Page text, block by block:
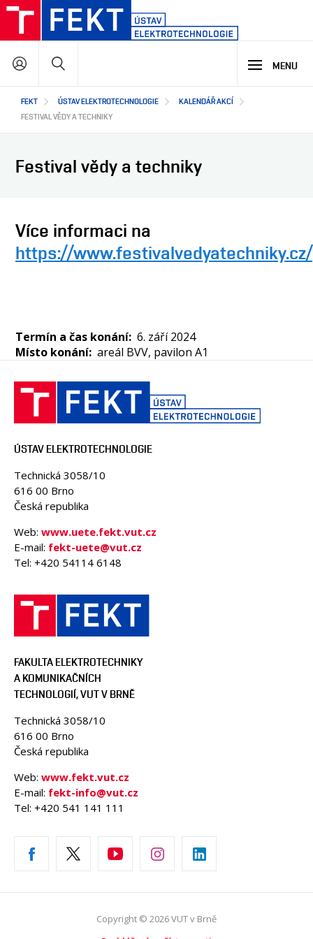
Přejít
hlavnímu
obsahu
Hlavní
navigace
STUDIUM
NABÍDKA STUDIJNÍCH PROGRAMŮ
JAK S NÁMI SPOLUPRACOVAT
O NÁS
MÉDIA
KONTAKT
MENU
FEKT ÚSTAV ELEKTROTECHNOLOGIE
KALENDÁŘ AKCÍ
FESTIVAL VĚDY A TECHNIKY
Festival vědy a techniky
Více informaci na
https://www.festivalvedyatechniky.cz/
Termín a čas konání 6. září 2024
Místo konání areál BVV, pavilon A1
ÚSTAV ELEKTROTECHNOLOGIE
Technická 3058/10
616 00 Brno
Česká republika
Web: www.uete.fekt.vut.cz
E-mail: fekt-uete@vut.cz
Tel: +420 54114 6148
FAKULTA ELEKTROTECHNIKY
A KOMUNIKAČNÍCH
TECHNOLOGIÍ, VUT V BRNĚ
Technická 3058/10
616 00 Brno
Česká republika
Web: www.fekt.vut.cz
E-mail: fekt-info@vut.cz
Tel: +420 541 141 111
Copyright © 2026 VUT v Brně